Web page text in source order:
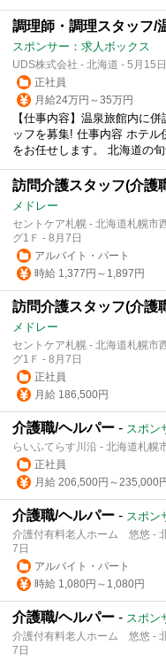
調理師・調理スタッフ/
スポンサー：求人ボックス
UDS株式会社 - 北海道 - 5月15日
正社員
月給24万円～35万円
【仕事内容】温泉旅館内に
ッフを募集! 仕事内容 ホテ
をお任せします。 北海道の
訪問介護スタッフ(介護
メドレー
セントケア札幌 - 北海道札幌市
グ1Ｆ - 8月7日
アルバイト・パート
時給 1,377円～1,897円
訪問介護スタッフ(介護
メドレー
セントケア札幌 - 北海道札幌市
グ1Ｆ - 8月7日
正社員
月給 186,500円
介護職/ヘルパー - スポン
らいふてらす川沿 - 北海道札幌
正社員
月給 206,500円～235,000
介護職/ヘルパー - スポン
介護付有料老人ホーム 悠悠 -
7日
アルバイト・パート
時給 1,080円～1,080円
介護職/ヘルパー - スポン
介護付有料老人ホーム 悠悠 -
7日